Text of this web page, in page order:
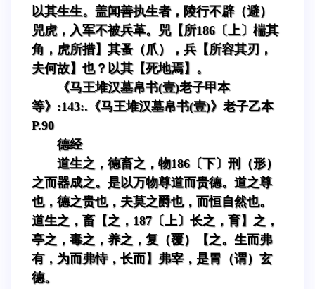
以其生生。盖闻善执生者，陵行不辟（避）
兕虎，入军不被兵革。兕【所186〔上〕椯其
角，虎所措】其蚤（爪），兵【所容其刃，
夫何故】也？以其【死地焉】。
《马王堆汉墓帛书(壹)老子甲本
等》:143:.《马王堆汉墓帛书(壹)》老子乙本
P.90
德经
道生之，德畜之，物186〔下〕刑（形）
之而器成之。是以万物尊道而贵德。道之尊
也，德之贵也，夫莫之爵也，而恒自然也。
道生之，畜【之，187〔上〕长之，育】之，
亭之，毒之，养之，复（覆）【之。生而弗
有，为而弗恃，长而】弗宰，是胃（谓）玄
德。